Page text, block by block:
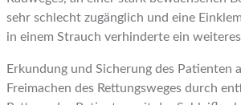
sehr schlecht zugänglich und eine
in einem Strauch verhinderte ein
Erkundung und Sicherung des Patienten
Freimachen des Rettungsweges durch